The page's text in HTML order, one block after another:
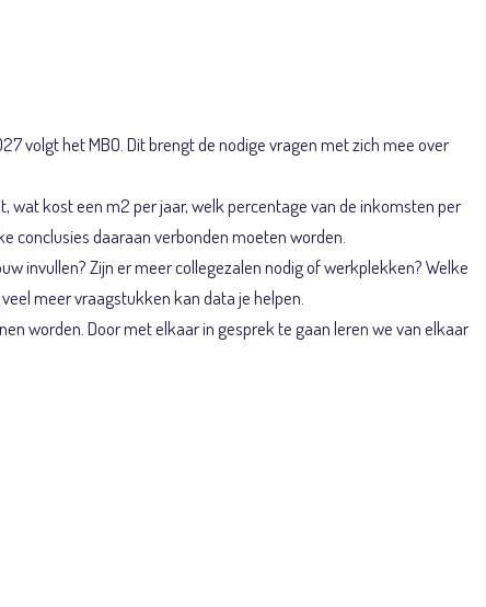
volgt het MBO. Dit brengt de nodige vragen met zich mee over
wat kost een m2 per jaar, welk percentage van de inkomsten per
conclusies daaraan verbonden moeten worden.
invullen? Zijn er meer collegezalen nodig of werkplekken? Welke
meer vraagstukken kan data je helpen.
worden. Door met elkaar in gesprek te gaan leren we van elkaar